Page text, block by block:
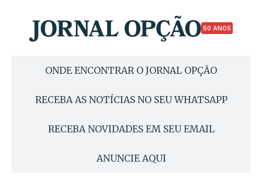
50 ANOS
ONDE ENCONTRAR O JORNAL OPÇÃO
RECEBA AS NOTÍCIAS NO SEU WHATSAPP
RECEBA NOVIDADES EM SEU EMAIL
ANUNCIE AQUI